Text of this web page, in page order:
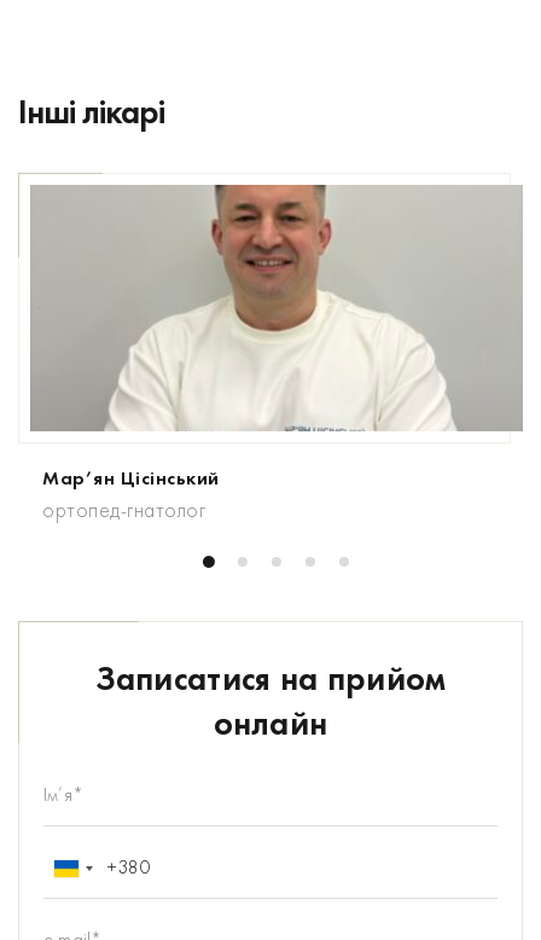
Інші лікарі
Мар’ян Цісінський
ортопед-гнатолог
Записатися на прийом
онлайн